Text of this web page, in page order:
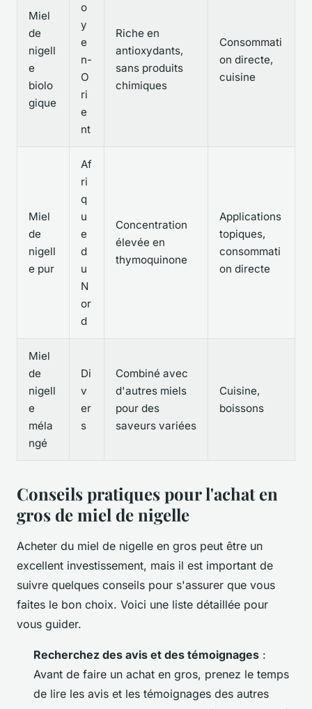
Miel
de
nigell
e
biolo
gique
o
y
e
n-
O
ri
e
nt
Riche en
antioxydants,
sans produits
chimiques
Consommati
on directe,
cuisine
Miel
de
nigell
e pur
Af
ri
q
u
e
d
u
N
or
d
Concentration
élevée en
thymoquinone
Applications
topiques,
consommati
on directe
Miel
de
nigell
e
méla
ngé
Di
v
er
s
Combiné avec
d'autres miels
pour des
saveurs variées
Cuisine,
boissons
Conseils pratiques pour l'achat en
gros de miel de nigelle
Acheter du miel de nigelle en gros peut être un
excellent investissement, mais il est important de
suivre quelques conseils pour s'assurer que vous
faites le bon choix. Voici une liste détaillée pour
vous guider.
Recherchez des avis et des témoignages :
Avant de faire un achat en gros, prenez le temps
de lire les avis et les témoignages des autres